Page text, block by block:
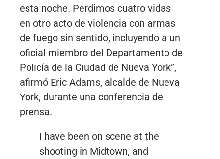
esta noche. Perdimos cuatro vidas
en otro acto de violencia con armas
de fuego sin sentido, incluyendo a un
oficial miembro del Departamento de
Policía de la Ciudad de Nueva York”,
afirmó Eric Adams, alcalde de Nueva
York, durante una conferencia de
prensa.
I have been on scene at the
shooting in Midtown, and